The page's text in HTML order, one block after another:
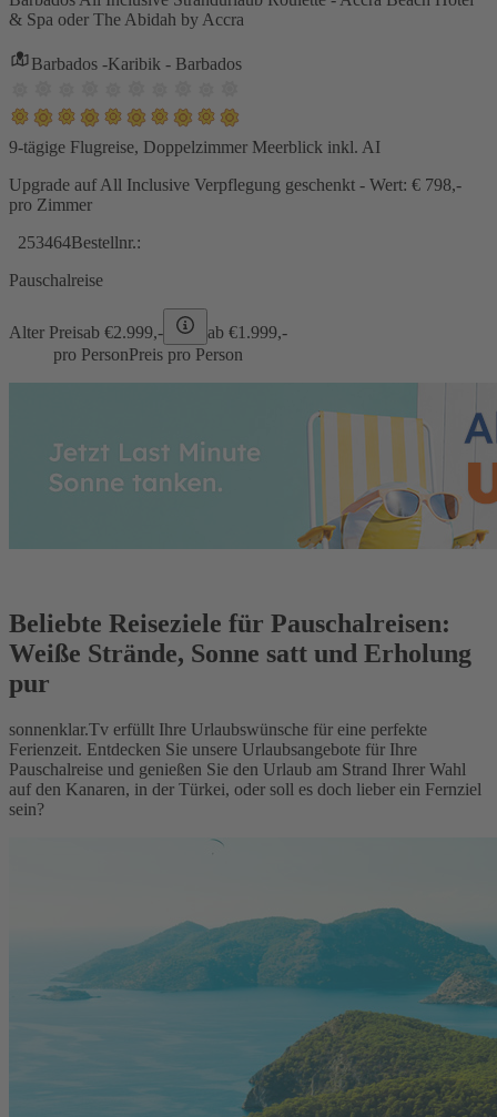
& Spa oder The Abidah by Accra
Barbados -Karibik - Barbados
9-tägige Flugreise, Doppelzimmer Meerblick inkl. AI
Upgrade auf All Inclusive Verpflegung geschenkt - Wert: € 798,-
pro Zimmer
253464Bestellnr.:
Pauschalreise
Alter Preisab €2.999,- ab €1.999,-
pro PersonPreis pro Person
Beliebte Reiseziele für Pauschalreisen:
Weiße Strände, Sonne satt und Erholung
pur
sonnenklar.Tv erfüllt Ihre Urlaubswünsche für eine perfekte
Ferienzeit. Entdecken Sie unsere Urlaubsangebote für Ihre
Pauschalreise und genießen Sie den Urlaub am Strand Ihrer Wahl
auf den Kanaren, in der Türkei, oder soll es doch lieber ein Fernziel
sein?